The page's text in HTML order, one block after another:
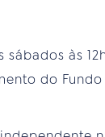
sábados às
do Fundo